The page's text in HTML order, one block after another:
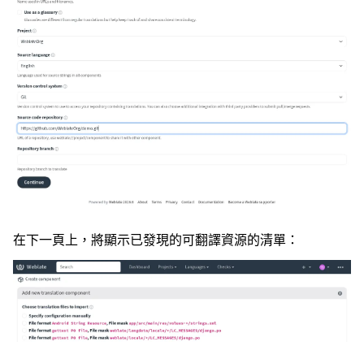
在下一頁上，將顯示已發現的可翻譯資源的清單：